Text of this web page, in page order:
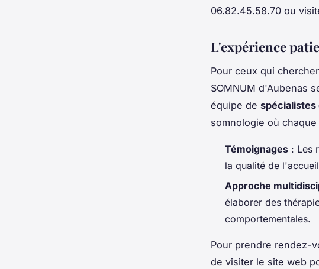
06.82.45.58.70 ou
L'expérience
Pour ceux qui
SOMNUM d'Aubenas
équipe de spécialistes
somnologie où
Témoignages : Les
la qualité de
Approche
élaborer des
comportementales.
Pour prendre rendez-
de visiter le site web